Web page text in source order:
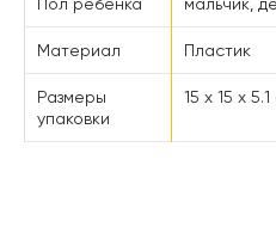
Материал Пластик
Размеры
упаковки
15 x 15 x 5.1